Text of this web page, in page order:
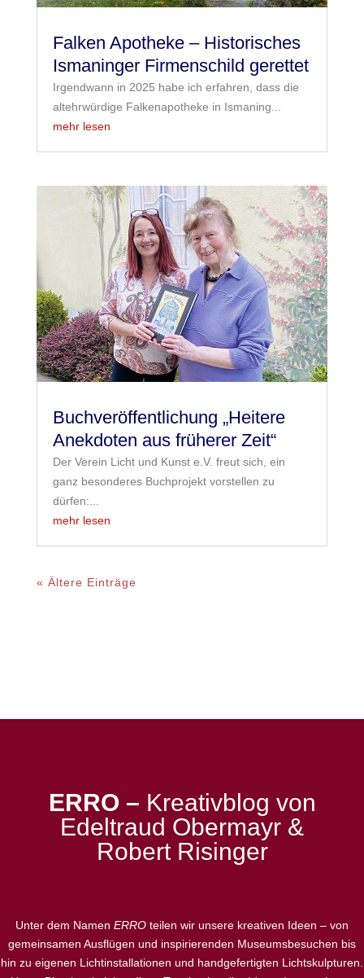
Falken Apotheke – Historisches
Ismaninger Firmenschild gerettet
Irgendwann in 2025 habe ich erfahren, dass die
altehrwürdige Falkenapotheke in Ismaning...
mehr lesen
Buchveröffentlichung „Heitere
Anekdoten aus früherer Zeit“
Der Verein Licht und Kunst e.V. freut sich, ein
ganz besonderes Buchprojekt vorstellen zu
dürfen:...
mehr lesen
« Ältere Einträge
ERRO – Kreativblog von
Edeltraud Obermayr &
Robert Risinger
Unter dem Namen ERRO teilen wir unsere kreativen Ideen – von
gemeinsamen Ausflügen und inspirierenden Museumsbesuchen bis
hin zu eigenen Lichtinstallationen und handgefertigten Lichtskulpturen.